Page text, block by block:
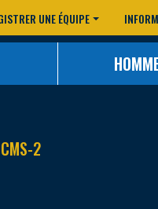
UNE ÉQUIPE
2